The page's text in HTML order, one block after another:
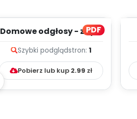
PDF
Domowe odgłosy - zapis
Szybki podglądstron: 1
Pobierz lub kup 2.99 zł